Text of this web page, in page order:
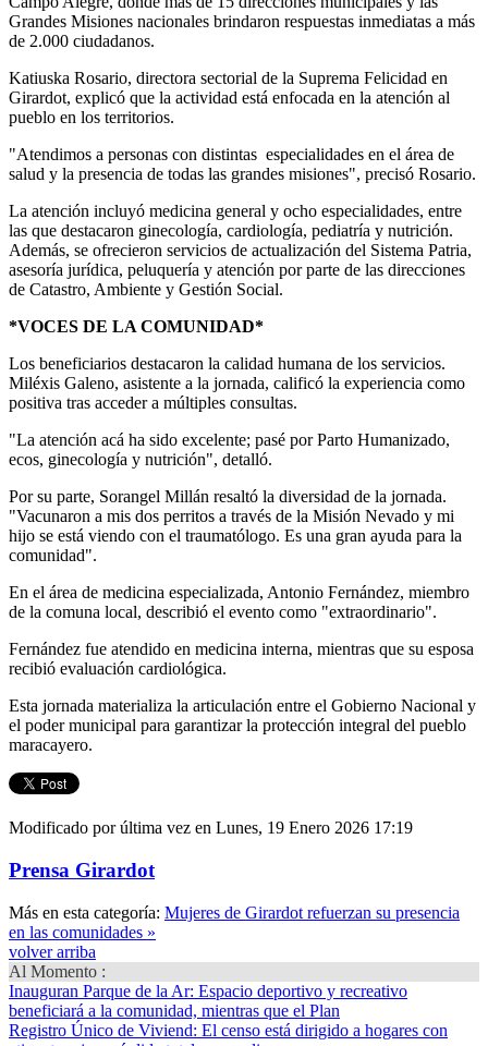
Grandes Misiones nacionales brindaron respuestas inmediatas a más
de 2.000 ciudadanos.
Katiuska Rosario, directora sectorial de la Suprema Felicidad en
Girardot, explicó que la actividad está enfocada en la atención al
pueblo en los territorios.
"Atendimos a personas con distintas especialidades en el área de
salud y la presencia de todas las grandes misiones", precisó Rosario.
La atención incluyó medicina general y ocho especialidades, entre
las que destacaron ginecología, cardiología, pediatría y nutrición.
Además, se ofrecieron servicios de actualización del Sistema Patria,
asesoría jurídica, peluquería y atención por parte de las direcciones
de Catastro, Ambiente y Gestión Social.
*VOCES DE LA COMUNIDAD*
Los beneficiarios destacaron la calidad humana de los servicios.
Miléxis Galeno, asistente a la jornada, calificó la experiencia como
positiva tras acceder a múltiples consultas.
"La atención acá ha sido excelente; pasé por Parto Humanizado,
ecos, ginecología y nutrición", detalló.
Por su parte, Sorangel Millán resaltó la diversidad de la jornada.
"Vacunaron a mis dos perritos a través de la Misión Nevado y mi
hijo se está viendo con el traumatólogo. Es una gran ayuda para la
comunidad".
En el área de medicina especializada, Antonio Fernández, miembro
de la comuna local, describió el evento como "extraordinario".
Fernández fue atendido en medicina interna, mientras que su esposa
recibió evaluación cardiológica.
Esta jornada materializa la articulación entre el Gobierno Nacional y
el poder municipal para garantizar la protección integral del pueblo
maracayero.
Modificado por última vez en Lunes, 19 Enero 2026 17:19
Prensa Girardot
Más en esta categoría: Mujeres de Girardot refuerzan su presencia
en las comunidades »
volver arriba
Al Momento :
Inauguran Parque de la Ar: Espacio deportivo y recreativo
beneficiará a la comunidad, mientras que el Plan
Registro Único de Viviend: El censo está dirigido a hogares con